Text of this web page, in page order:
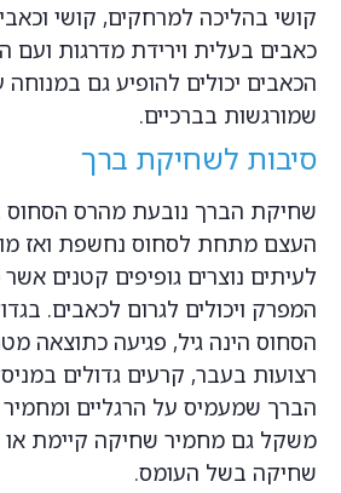
קושי בהליכה למרחקים, קושי
כאבים בעלית וירידת מדרגות
הכאבים יכולים להופיע גם
שמורגשות בברכיים.
סיבות לשחיקת ברך
שחיקת הברך נובעת מהרס
העצם מתחת לסחוס נחשפת ואז
לעיתים נוצרים גופיפים קטנים
המפרק ויכולים לגרום לכאבים.
הסחוס הינה גיל, פגיעה כתוצאה
רצועות בעבר, קרעים גדולים
הברך שמעמיס על הרגליים
משקל גם מחמיר שחיקה קיימת או
שחיקה בשל העומס.